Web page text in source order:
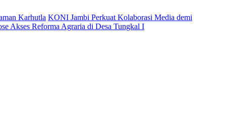
Karhutla KONI Jambi Perkuat Kolaborasi Media demi
Akses Reforma Agraria di Desa Tungkal I